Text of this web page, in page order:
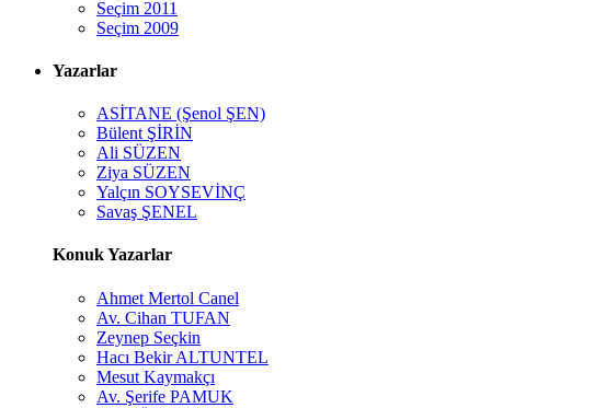
Seçim 2011
Seçim 2009
Yazarlar
ASİTANE (Şenol ŞEN)
Bülent ŞİRİN
Ali SÜZEN
Ziya SÜZEN
Yalçın SOYSEVİNÇ
Savaş ŞENEL
Konuk Yazarlar
Ahmet Mertol Canel
Av. Cihan TUFAN
Zeynep Seçkin
Hacı Bekir ALTUNTEL
Mesut Kaymakçı
Av. Şerife PAMUK